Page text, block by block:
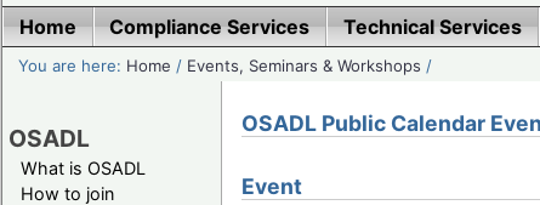
Home Compliance Services Technical Services
You are here: Home / Events, Seminars & Workshops /
OSADL
What is OSADL
How to join
OSADL Public Calendar
Event